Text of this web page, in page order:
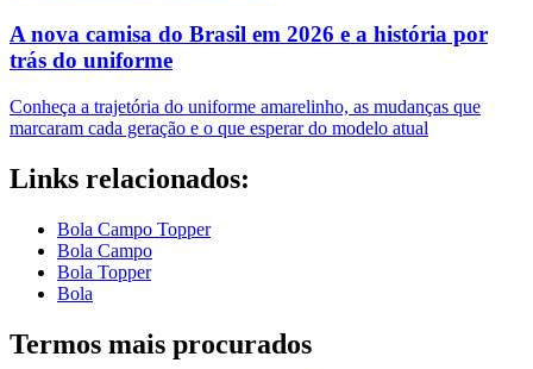
A nova camisa do Brasil em 2026 e a história por
trás do uniforme
Conheça a trajetória do uniforme amarelinho, as mudanças que
marcaram cada geração e o que esperar do modelo atual
Links relacionados:
Bola Campo Topper
Bola Campo
Bola Topper
Bola
Termos mais procurados